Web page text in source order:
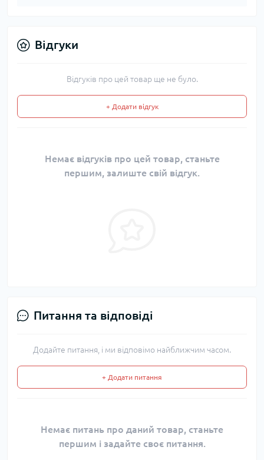
Відгуки
Відгуків про цей товар ще не було.
+ Додати відгук
Немає відгуків про цей товар, станьте
першим, залиште свій відгук.
Питання та відповіді
Додайте питання, і ми відповімо найближчим часом.
+ Додати питання
Немає питань про даний товар, станьте
першим і задайте своє питання.